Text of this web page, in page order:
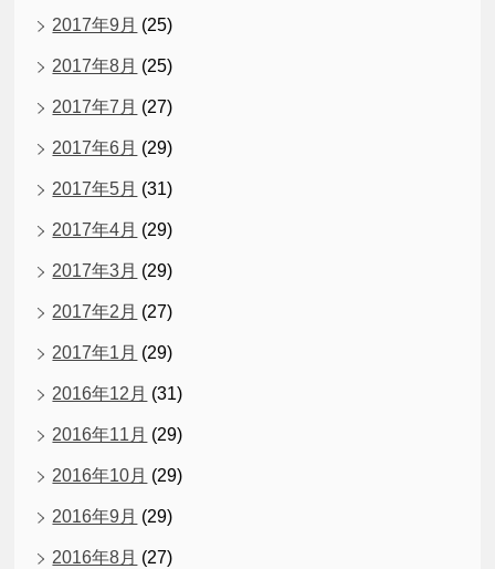
2017年9月 (25)
2017年8月 (25)
2017年7月 (27)
2017年6月 (29)
2017年5月 (31)
2017年4月 (29)
2017年3月 (29)
2017年2月 (27)
2017年1月 (29)
2016年12月 (31)
2016年11月 (29)
2016年10月 (29)
2016年9月 (29)
2016年8月 (27)